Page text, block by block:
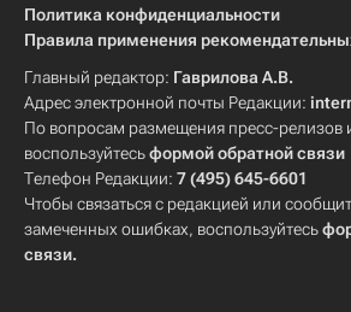
Политика конфиденциальности
Правила применения
Главный редактор: Гаврилова А.В.
Адрес электронной почты Редакции:
По вопросам размещения пресс-релизов
воспользуйтесьформой обратной связи
Телефон Редакции: 7 (495) 645-6601
Чтобы связаться с редакцией или
замеченных ошибках, воспользуйтесь
связи.